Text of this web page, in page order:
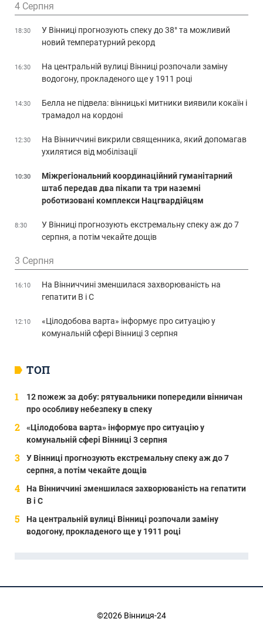
ТОП
12 пожеж за добу: рятувальники попередили вінничан
про особливу небезпеку в спеку
«Цілодобова варта» інформує про ситуацію у
комунальній сфері Вінниці 3 серпня
У Вінниці прогнозують екстремальну спеку аж до 7
серпня, а потім чекайте дощів
На Вінниччині зменшилася захворюваність на гепатити
В і С
На центральній вулиці Вінниці розпочали заміну
водогону, прокладеного ще у 1911 році
4 Серпня
18:30
У Вінниці прогнозують спеку до 38° та можливий
новий температурний рекорд
16:30
На центральній вулиці Вінниці розпочали заміну
водогону, прокладеного ще у 1911 році
14:30
Белла не підвела: вінницькі митники виявили кокаїн і
трамадол на кордоні
12:30
На Вінниччині викрили священника, який допомагав
ухилятися від мобілізації
10:30
Міжрегіональний координаційний гуманітарний
штаб передав два пікапи та три наземні
роботизовані комплекси Нацгвардійцям
8:30
У Вінниці прогнозують екстремальну спеку аж до 7
серпня, а потім чекайте дощів
3 Серпня
16:10
На Вінниччині зменшилася захворюваність на
гепатити В і С
12:10
«Цілодобова варта» інформує про ситуацію у
комунальній сфері Вінниці 3 серпня
©2026 Вінниця-24